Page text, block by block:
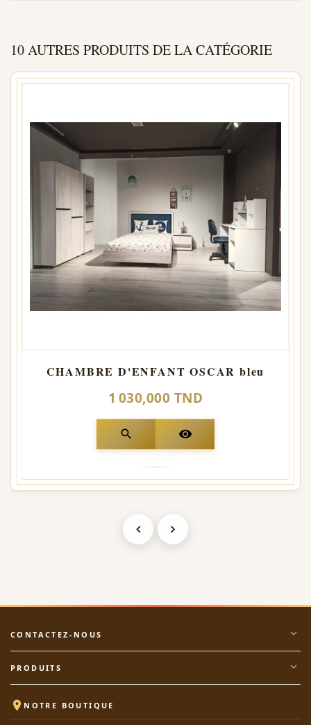
10 AUTRES PRODUITS DE LA CATÉGORIE
CHAMBRE D'ENFANT OSCAR bleu
1 030,000 TND
search visibility
CONTACTEZ-NOUS expand_more
PRODUITS expand_more
 NOTRE BOUTIQUE